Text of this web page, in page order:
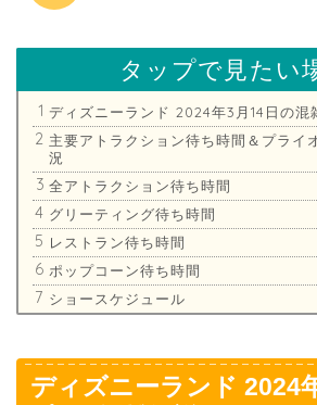
タップで見たい
ディズニーランド 2024年3月14日の混
主要アトラクション待ち時間＆プライ
況
全アトラクション待ち時間
グリーティング待ち時間
レストラン待ち時間
ポップコーン待ち時間
ショースケジュール
ディズニーランド 2024